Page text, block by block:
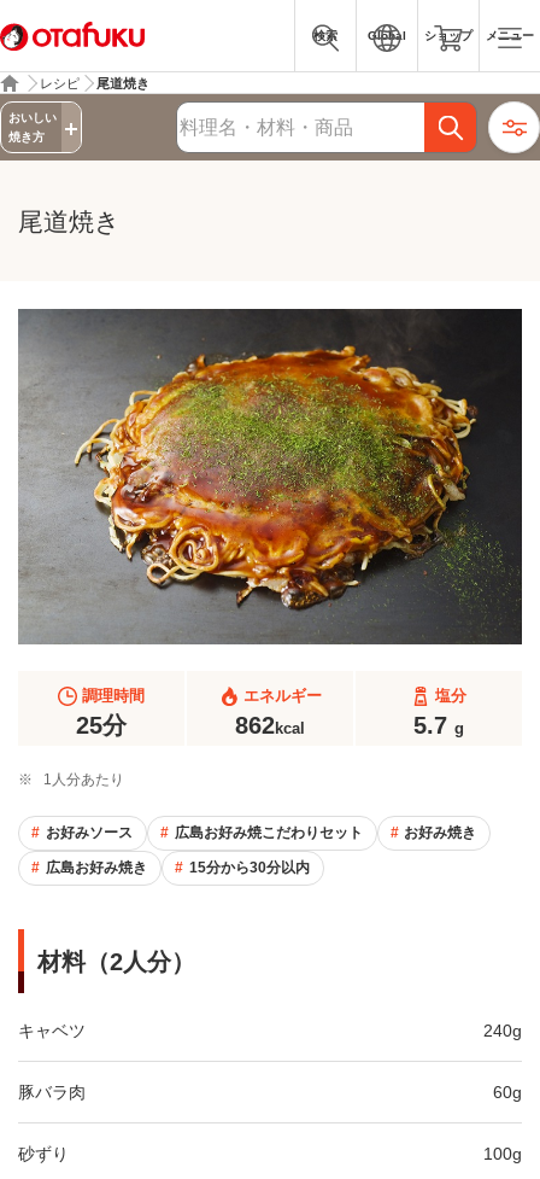
検索 Global ショップ メニュー
レシピ 尾道焼き
おいしい
焼き方
レシピ検索
尾道焼き
調理時間
25分
エネルギー
862kcal
塩分
5.7 g
※ 1人分あたり
お好みソース 広島お好み焼こだわりセット お好み焼き
広島お好み焼き 15分から30分以内
材料（2人分）
キャベツ 240g
豚バラ肉 60g
砂ずり 100g